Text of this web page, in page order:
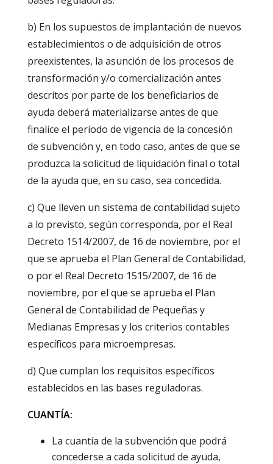
b) En los supuestos de implantación de nuevos
establecimientos o de adquisición de otros
preexistentes, la asunción de los procesos de
transformación y/o comercialización antes
descritos por parte de los beneficiarios de
ayuda deberá materializarse antes de que
finalice el período de vigencia de la concesión
de subvención y, en todo caso, antes de que se
produzca la solicitud de liquidación final o total
de la ayuda que, en su caso, sea concedida.
c) Que lleven un sistema de contabilidad sujeto
a lo previsto, según corresponda, por el Real
Decreto 1514/2007, de 16 de noviembre, por el
que se aprueba el Plan General de Contabilidad,
o por el Real Decreto 1515/2007, de 16 de
noviembre, por el que se aprueba el Plan
General de Contabilidad de Pequeñas y
Medianas Empresas y los criterios contables
específicos para microempresas.
d) Que cumplan los requisitos específicos
establecidos en las bases reguladoras.
CUANTÍA:
La cuantía de la subvención que podrá
concederse a cada solicitud de ayuda,